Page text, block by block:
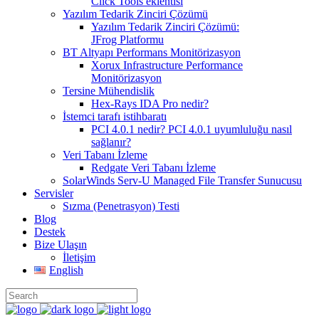
Yazılım Tedarik Zinciri Çözümü
Yazılım Tedarik Zinciri Çözümü:
JFrog Platformu
BT Altyapı Performans Monitörizasyon
Xorux Infrastructure Performance
Monitörizasyon
Tersine Mühendislik
Hex-Rays IDA Pro nedir?
İstemci tarafı istihbaratı
PCI 4.0.1 nedir? PCI 4.0.1 uyumluluğu nasıl
sağlanır?
Veri Tabanı İzleme
Redgate Veri Tabanı İzleme
SolarWinds Serv-U Managed File Transfer Sunucusu
Servisler
Sızma (Penetrasyon) Testi
Blog
Destek
Bize Ulaşın
İletişim
English